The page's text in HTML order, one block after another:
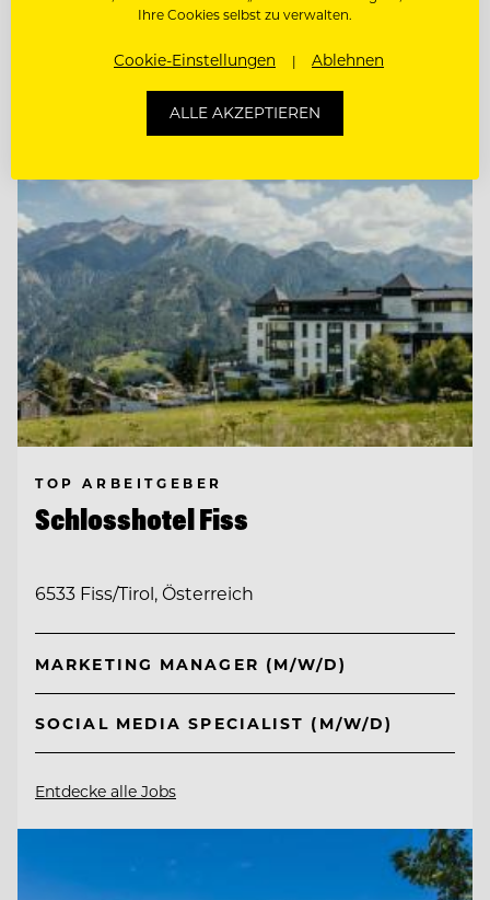
Entdecke alle Jobs
TOP ARBEITGEBER
Schlosshotel Fiss
6533 Fiss/Tirol, Österreich
MARKETING MANAGER (M/W/D)
SOCIAL MEDIA SPECIALIST (M/W/D)
Entdecke alle Jobs
Ihre Cookies selbst zu verwalten.
Cookie-Einstellungen Ablehnen
ALLE AKZEPTIEREN